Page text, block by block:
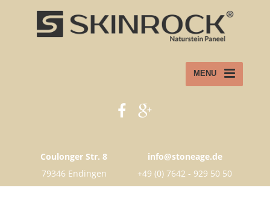
MENU
Coulonger Str. 8
79346 Endingen
info@stoneage.de
+49 (0) 7642 - 929 50 50